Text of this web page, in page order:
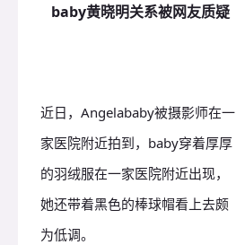
baby黄晓明关系被网友质疑
近日，Angelababy被摄影师在一
家医院附近拍到，baby穿着厚厚
的羽绒服在一家医院附近出现，
她还带着黑色的棒球帽看上去颇
为低调。